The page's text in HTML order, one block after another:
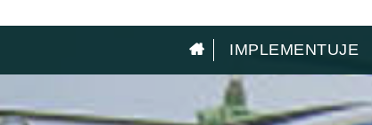
IMPLEMENTUJE